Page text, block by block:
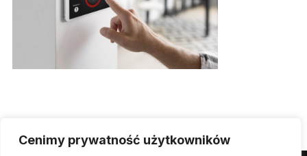
Cenimy prywatność użytkowników